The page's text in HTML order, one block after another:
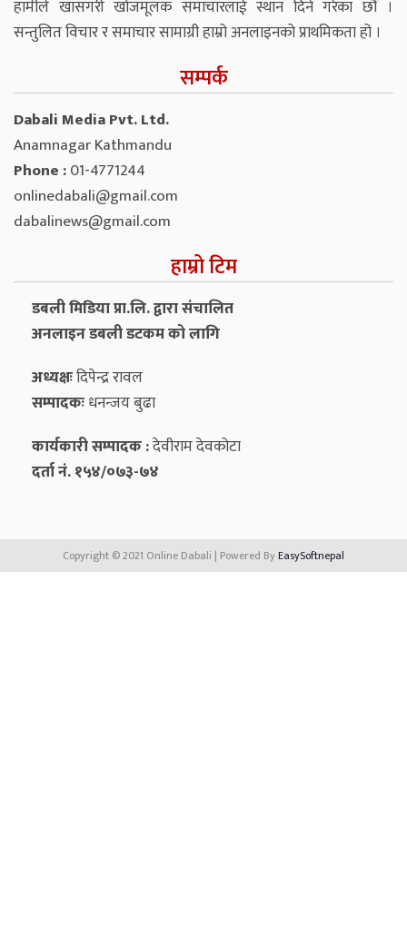
हामीले खासगरी खोजमूलक समाचारलाई स्थान दिने गरेका छौं ।
सन्तुलित विचार र समाचार सामाग्री हाम्रो अनलाइनको प्राथमिकता हो ।
सम्पर्क
Dabali Media Pvt. Ltd.
Anamnagar Kathmandu
Phone :01-4771244
onlinedabali@gmail.com
dabalinews@gmail.com
हाम्रो टिम
डबली मिडिया प्रा.लि. द्वारा संचालित
अनलाइन डबली डटकम को लागि
अध्यक्षःदिपेन्द्र रावल
सम्पादकःधनन्‍जय बुढा
कार्यकारी सम्पादक :देवीराम देवकोटा
दर्ता नं. १५४/०७३-७४
Copyright © 2021 Online Dabali | Powered ByEasySoftnepal